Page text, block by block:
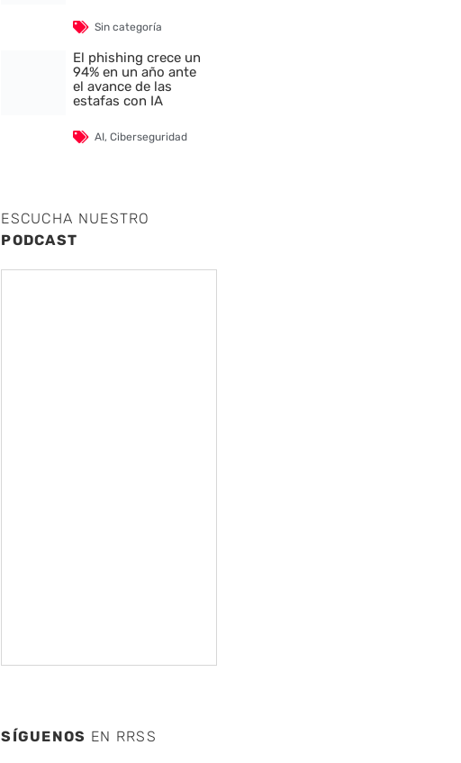
Sin categoría
El phishing crece un
94% en un año ante
el avance de las
estafas con IA
AI,Ciberseguridad
ESCUCHA NUESTRO
PODCAST
SÍGUENOS EN RRSS